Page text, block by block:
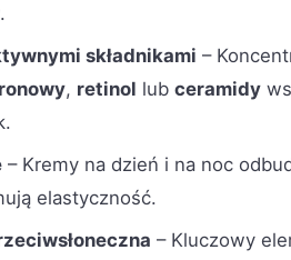
składnikami –
, retinol lub ceramidy
– Kremy na dzień i na noc
elastyczność.
– Kluczowy